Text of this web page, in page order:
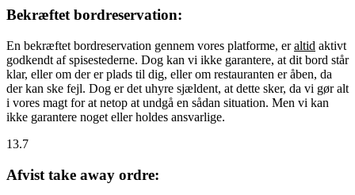
Bekræftet bordreservation:
En bekræftet bordreservation gennem vores platforme, eraltid aktivt
godkendt af spisestederne. Dog kan vi ikke garantere, at dit bord står
klar, eller om der er plads til dig, eller om restauranten er åben, da
der kan ske fejl. Dog er det uhyre sjældent, at dette sker, da vi gør alt
i vores magt for at netop at undgå en sådan situation. Men vi kan
ikke garantere noget eller holdes ansvarlige.
13.7
Afvist take away ordre: